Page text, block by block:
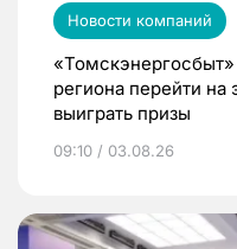
Новости компаний
региона перейти на
выиграть призы
09:10 / 03.08.26